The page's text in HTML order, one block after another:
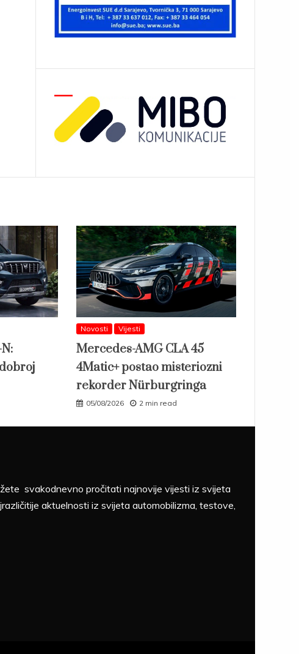
Novosti Vijesti
Mercedes-AMG CLA 45
4Matic+ postao misteriozni
rekorder Nürburgringa
05/08/2026 2 min read
svakodnevno pročitati najnovije vijesti iz svijeta
aktuelnosti iz svijeta automobilizma, testove,